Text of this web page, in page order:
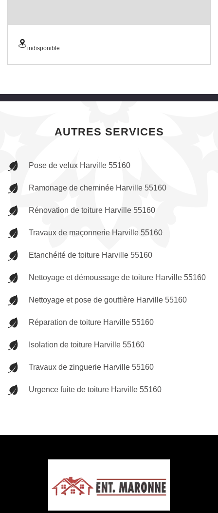
indisponible
AUTRES SERVICES
Pose de velux Harville 55160
Ramonage de cheminée Harville 55160
Rénovation de toiture Harville 55160
Travaux de maçonnerie Harville 55160
Etanchéité de toiture Harville 55160
Nettoyage et démoussage de toiture Harville 55160
Nettoyage et pose de gouttière Harville 55160
Réparation de toiture Harville 55160
Isolation de toiture Harville 55160
Travaux de zinguerie Harville 55160
Urgence fuite de toiture Harville 55160